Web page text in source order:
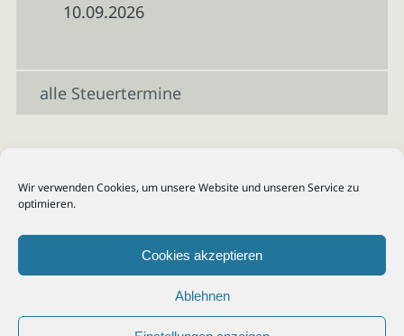
Wir verwenden Cookies, um unsere Website und unseren Service zu
optimieren.
Cookies akzeptieren
Ablehnen
10.09.2026
alle Steuertermine